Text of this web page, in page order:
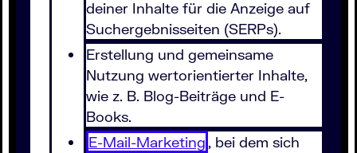
deiner Inhalte für die Anzeige auf
Suchergebnisseiten (SERPs).
Erstellung und gemeinsame
Nutzung wertorientierter Inhalte,
wie z. B. Blog-Beiträge und E-
Books.
E-Mail-Marketing , bei dem sich